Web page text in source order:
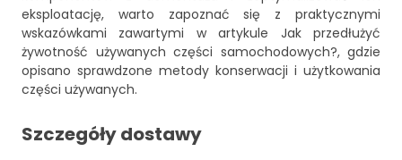
eksploatację, warto zapoznać się z praktycznymi
wskazówkami zawartymi w artykule Jak przedłużyć
żywotność używanych części samochodowych?, gdzie
opisano sprawdzone metody konserwacji i użytkowania
części używanych.
Szczegóły dostawy